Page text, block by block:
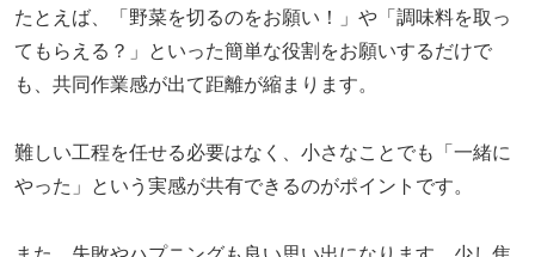
たとえば、「野菜を切るのをお願い！」や「調味料を取っ
てもらえる？」といった簡単な役割をお願いするだけで
も、共同作業感が出て距離が縮まります。
難しい工程を任せる必要はなく、小さなことでも「一緒に
やった」という実感が共有できるのがポイントです。